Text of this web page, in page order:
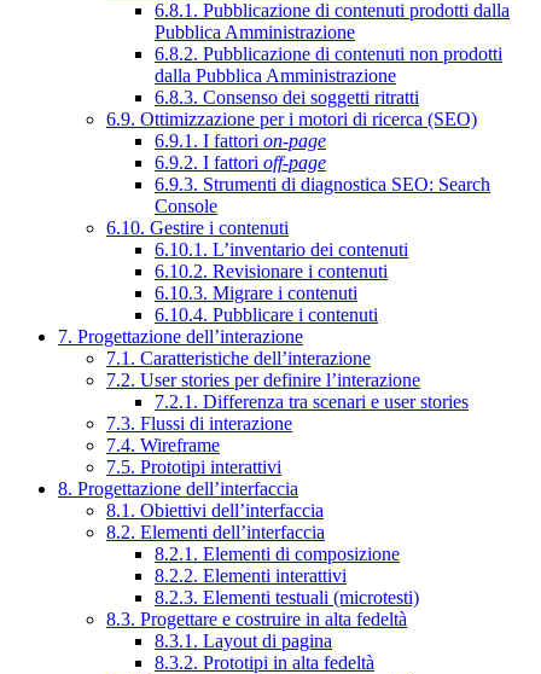
6.8.1. Pubblicazione di contenuti prodotti dalla
Pubblica Amministrazione
6.8.2. Pubblicazione di contenuti non prodotti
dalla Pubblica Amministrazione
6.8.3. Consenso dei soggetti ritratti
6.9. Ottimizzazione per i motori di ricerca (SEO)
6.9.1. I fattori on-page
6.9.2. I fattori off-page
6.9.3. Strumenti di diagnostica SEO: Search
Console
6.10. Gestire i contenuti
6.10.1. L’inventario dei contenuti
6.10.2. Revisionare i contenuti
6.10.3. Migrare i contenuti
6.10.4. Pubblicare i contenuti
7. Progettazione dell’interazione
7.1. Caratteristiche dell’interazione
7.2. User stories per definire l’interazione
7.2.1. Differenza tra scenari e user stories
7.3. Flussi di interazione
7.4. Wireframe
7.5. Prototipi interattivi
8. Progettazione dell’interfaccia
8.1. Obiettivi dell’interfaccia
8.2. Elementi dell’interfaccia
8.2.1. Elementi di composizione
8.2.2. Elementi interattivi
8.2.3. Elementi testuali (microtesti)
8.3. Progettare e costruire in alta fedeltà
8.3.1. Layout di pagina
8.3.2. Prototipi in alta fedeltà